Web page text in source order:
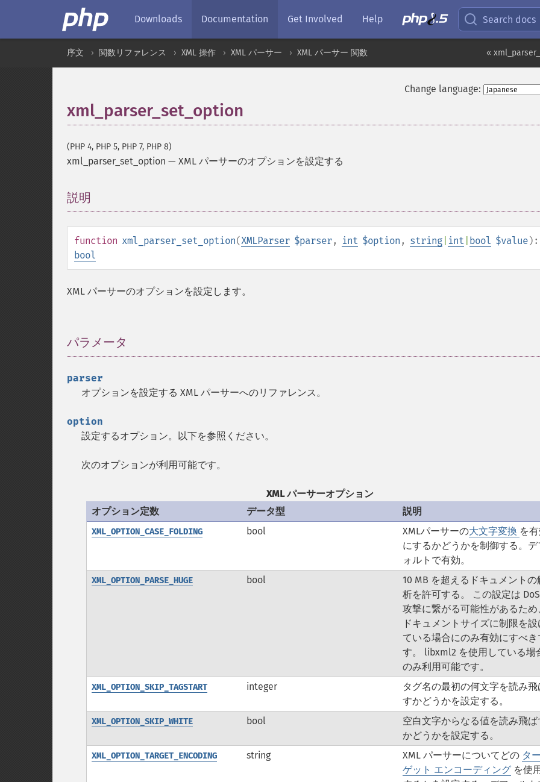
Downloads Documentation Get Involved Help Search docs
«
序文 関数リファレンス XML 操作 XML パーサー XML パーサー 関数
Change language:
xml_parser_set_option
(PHP 4, PHP 5, PHP 7, PHP 8)
xml_parser_set_option — XML パーサーのオプションを設定する
説明
function xml_parser_set_option(XMLParser $parser, int $option , string int bool $value):
bool
XML パーサーのオプションを設定します。
パラメータ
parser
オプションを設定する XML パーサーへのリファレンス。
option
設定するオプション。以下を参照ください。
次のオプションが利用可能です。
XML パーサーオプション
オプション定数
データ型 説明
XML_OPTION_CASE_FOLDING bool XMLパーサーの大文字変換 を
にするかどうかを制御する。デ
ォルトで有効。
XML_OPTION_PARSE_HUGE bool
10 MB を超えるドキュメントの
析を許可する。 この設定は DoS
攻撃に繋がる可能性があるため
ドキュメントサイズに制限を設
ている場合にのみ有効にすべき
す。 libxml2 を使用している場
のみ利用可能です。
XML_OPTION_SKIP_TAGSTART integer
タグ名の最初の何文字を読み飛
すかどうかを設定する。
XML_OPTION_SKIP_WHITE bool
空白文字からなる値を読み飛ば
かどうかを設定する。
XML_OPTION_TARGET_ENCODING string XML パーサーについてどの タ
ゲット エンコーディングを使